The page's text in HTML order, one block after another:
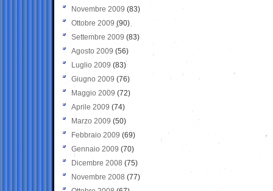
Novembre 2009 (83)
Ottobre 2009 (90)
Settembre 2009 (83)
Agosto 2009 (56)
Luglio 2009 (83)
Giugno 2009 (76)
Maggio 2009 (72)
Aprile 2009 (74)
Marzo 2009 (50)
Febbraio 2009 (69)
Gennaio 2009 (70)
Dicembre 2008 (75)
Novembre 2008 (77)